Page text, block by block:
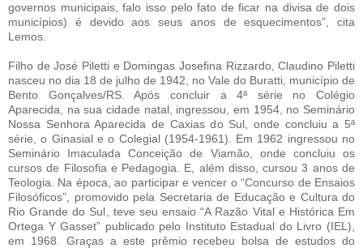
governos municipais, falo isso pelo fato de ficar na divisa de dois
municípios) é devido aos seus anos de esquecimentos”, cita
Lemos.
Filho de José Piletti e Domingas Josefina Rizzardo, Claudino Piletti
nasceu no dia 18 de julho de 1942, no Vale do Buratti, município de
Bento Gonçalves/RS. Após concluir a 4ª série no Colégio
Aparecida, na sua cidade natal, ingressou, em 1954, no Seminário
Nossa Senhora Aparecida de Caxias do Sul, onde concluiu a 5ª
série, o Ginasial e o Colegial (1954-1961). Em 1962 ingressou no
Seminário Imaculada Conceição de Viamão, onde concluiu os
cursos de Filosofia e Pedagogia. E, além disso, cursou 3 anos de
Teologia. Na época, ao participar e vencer o “Concurso de Ensaios
Filosóficos”, promovido pela Secretaria de Educação e Cultura do
Rio Grande do Sul, teve seu ensaio “A Razão Vital e Histórica Em
Ortega Y Gasset” publicado pelo Instituto Estadual do Livro (IEL),
em 1968. Graças a este prêmio recebeu bolsa de estudos do